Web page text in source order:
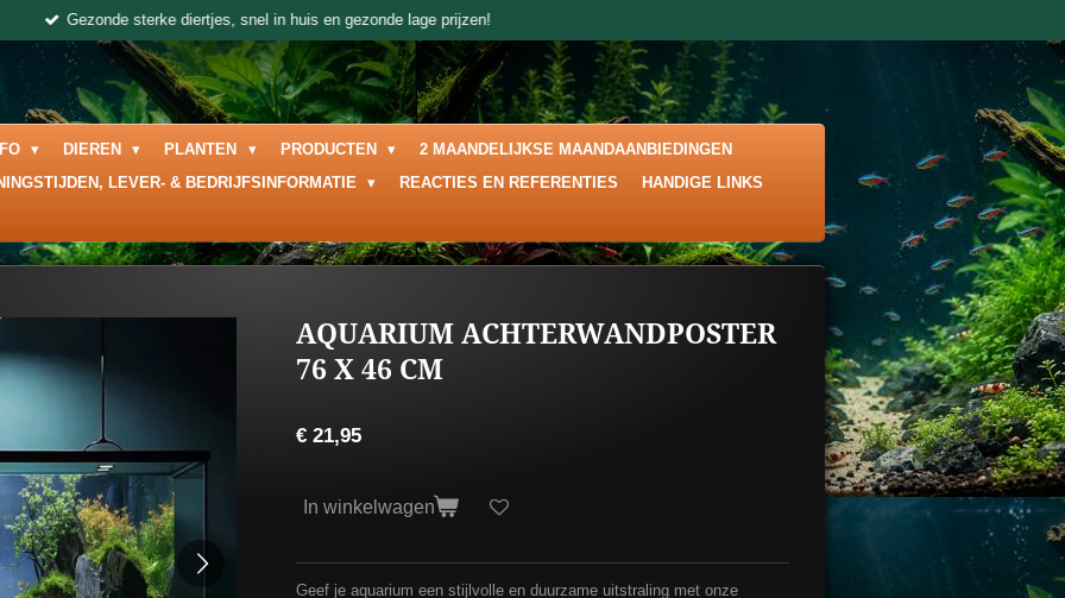
Gezonde sterke diertjes, snel in huis en gezonde lage prijzen!
DIEREN PLANTEN PRODUCTEN
2 MAANDELIJKSE MAANDAANBIEDINGEN
LEVER- & BEDRIJFSINFORMATIE REACTIES EN REFERENTIES HANDIGE LINKS
AQUARIUM ACHTERWANDPOSTER
76 X 46 CM
€ 21,95
In winkelwagen
Geef je aquarium een stijlvolle en duurzame uitstraling met onze